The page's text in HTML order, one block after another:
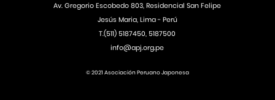
Av. Gregorio Escobedo 803, Residencial San Felipe
Jesús Maria, Lima - Perú
T.(511) 5187450, 5187500
info@apj.org.pe
© 2021 Asociación Peruano Japonesa